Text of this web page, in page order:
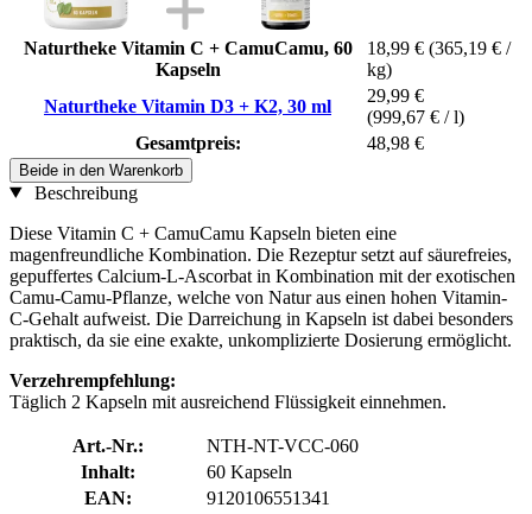
Naturtheke Vitamin C + CamuCamu, 60
Kapseln
18,99 € (365,19 € /
kg)
Naturtheke Vitamin D3 + K2, 30 ml
29,99 €
(999,67 € / l)
Gesamtpreis:
48,98 €
Beide in den Warenkorb
Beschreibung
Diese Vitamin C + CamuCamu Kapseln bieten eine
magenfreundliche Kombination. Die Rezeptur setzt auf säurefreies,
gepuffertes Calcium-L-Ascorbat in Kombination mit der exotischen
Camu-Camu-Pflanze, welche von Natur aus einen hohen Vitamin-
C-Gehalt aufweist. Die Darreichung in Kapseln ist dabei besonders
praktisch, da sie eine exakte, unkomplizierte Dosierung ermöglicht.
Verzehrempfehlung:
Täglich 2 Kapseln mit ausreichend Flüssigkeit einnehmen.
Art.-Nr.:
NTH-NT-VCC-060
Inhalt:
60 Kapseln
EAN:
9120106551341